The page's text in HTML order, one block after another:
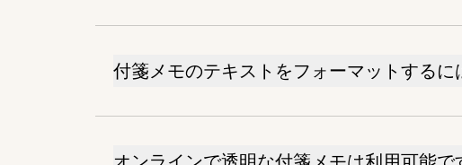
付箋メモのテキストをフォーマットするに